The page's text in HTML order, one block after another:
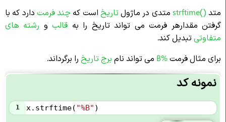
متد()strftime متدی در ماژولتاریخ است که چند فرمت دارد که با
گرفتن مقدارهر فرمت می تواند تاریخ را به قالب و رشته های
متفاوتیتبدیل کند.
برای مثال فرمت%B می تواند نام برج تاریخ را برگرداند.
نمونه کد
1 x . strftime( "%B" )